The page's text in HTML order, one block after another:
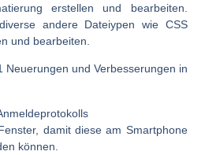
erstellen und bearbeiten.
andere Dateiypen wie CSS
und bearbeiten.
Neuerungen und Verbesserungen in
damit diese am Smartphone
können.